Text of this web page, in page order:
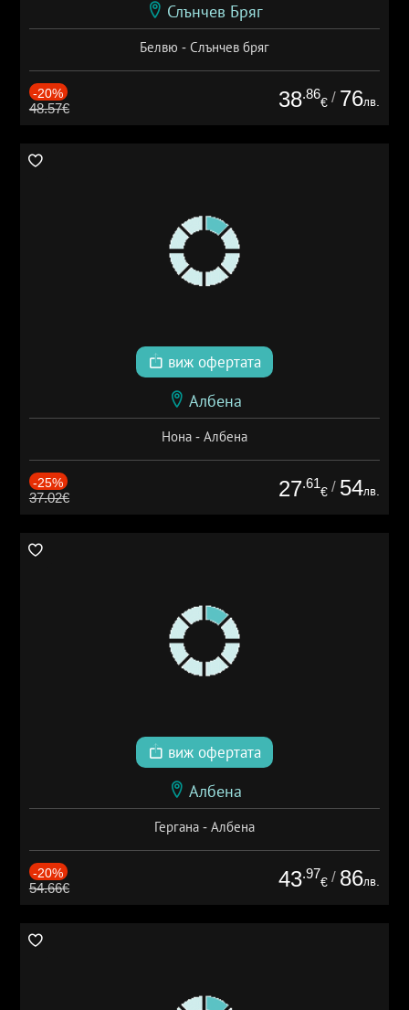
Слънчев Бряг
Белвю - Слънчев бряг
-20%
48.57€ 38.86
€ / 76лв.
виж офертата
Албена
Нона - Албена
-25%
37.02€ 27.61
€ / 54лв.
виж офертата
Албена
Гергана - Албена
-20%
54.66€ 43.97
€ / 86лв.